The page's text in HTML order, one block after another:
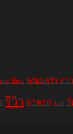
Bros. ครอบครัว คว
รีวิว ลาจาก ลิฟท์ วั